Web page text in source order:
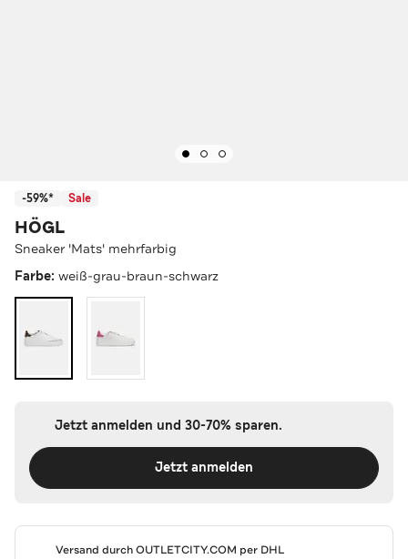
-59%* Sale
HÖGL
Sneaker 'Mats' mehrfarbig
Farbe: weiß-grau-braun-schwarz
Jetzt anmelden und 30-70% sparen.
Jetzt anmelden
Versand durchOUTLETCITY.COM per DHL